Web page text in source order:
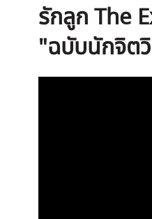
รักลูก The
"ฉบับนักจิต